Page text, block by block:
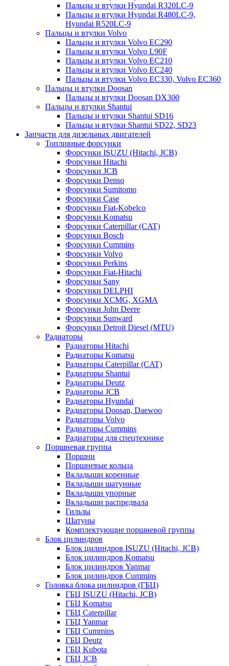
Пальцы и втулки Hyundai R320LC-9
Пальцы и втулки Hyundai R480LC-9,
Hyundai R520LC-9
Пальцы и втулки Volvo
Пальцы и втулки Volvo EC290
Пальцы и втулки Volvo L90F
Пальцы и втулки Volvo EC210
Пальцы и втулки Volvo EC240
Пальцы и втулки Volvo EC330, Volvo EC360
Пальцы и втулки Doosan
Пальцы и втулки Doosan DX300
Пальцы и втулки Shantui
Пальцы и втулки Shantui SD16
Пальцы и втулки Shantui SD22, SD23
Запчасти для дизельных двигателей
Топливные форсунки
Форсунки ISUZU (Hitachi, JCB)
Форсунки Hitachi
Форсунки JCB
Форсунки Denso
Форсунки Sumitomo
Форсунки Case
Форсунки Fiat-Kobelco
Форсунки Komatsu
Форсунки Caterpillar (CAT)
Форсунки Bosch
Форсунки Cummins
Форсунки Volvo
Форсунки Perkins
Форсунки Fiat-Hitachi
Форсунки Sany
Форсунки DELPHI
Форсунки XCMG, XGMA
Форсунки John Deere
Форсунки Sunward
Форсунки Detroit Diesel (MTU)
Радиаторы
Радиаторы Hitachi
Радиаторы Komatsu
Радиаторы Caterpillar (CAT)
Радиаторы Shantui
Радиаторы Deutz
Радиаторы JCB
Радиаторы Hyundai
Радиаторы Doosan, Daewoo
Радиаторы Volvo
Радиаторы Cummins
Радиаторы для спецтехнике
Поршневая группа
Поршни
Поршневые кольца
Вкладыши коренные
Вкладыши шатунные
Вкладыши упорные
Вкладыши распредвала
Гильзы
Шатуны
Комплектующие поршневой группы
Блок цилиндров
Блок цилиндров ISUZU (Hitachi, JCB)
Блок цилиндров Komatsu
Блок цилиндров Yanmar
Блок цилиндров Cummins
Головка блока цилиндров (ГБЦ)
ГБЦ ISUZU (Hitachi, JCB)
ГБЦ Komatsu
ГБЦ Caterpillar
ГБЦ Yanmar
ГБЦ Cummins
ГБЦ Deutz
ГБЦ Kubota
ГБЦ JCB